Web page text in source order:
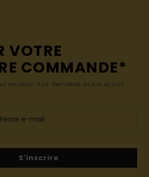
VOTRE
COMMANDE*
recevoir nos dernières actus et nos
S'inscrire